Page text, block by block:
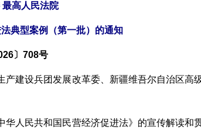
最高人民法院
典型案例（第一批）的通知
〕708号
建设兵团发展改革委、新疆维吾尔自治区高
民共和国民营经济促进法》的宣传解读和